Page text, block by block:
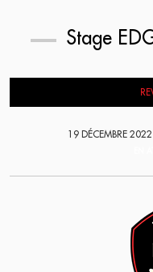
Stage
19 DÉCEMBRE 2022